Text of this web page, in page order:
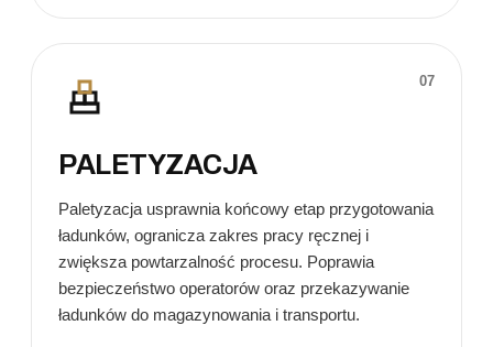
07
PALETYZACJA
Paletyzacja usprawnia końcowy etap przygotowania
ładunków, ogranicza zakres pracy ręcznej i
zwiększa powtarzalność procesu. Poprawia
bezpieczeństwo operatorów oraz przekazywanie
ładunków do magazynowania i transportu.